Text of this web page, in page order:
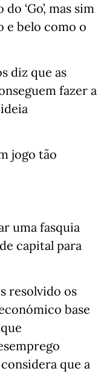
‘Go’, mas sim
e belo como o
diz que as
fazer a
jogo tão
uma fasquia
capital para
resolvido os
base
que a